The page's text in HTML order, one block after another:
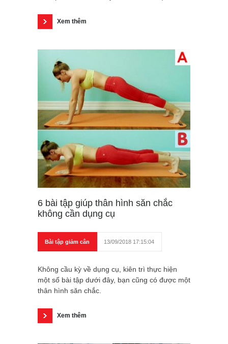
Xem thêm
6 bài tập giúp thân hình săn chắc
không cần dụng cụ
Bài tập giảm cân 13/09/2018 17:15:04
Không cầu kỳ về dụng cụ, kiên trì thực hiện
một số bài tập dưới đây, bạn cũng có được một
thân hình săn chắc.
Xem thêm